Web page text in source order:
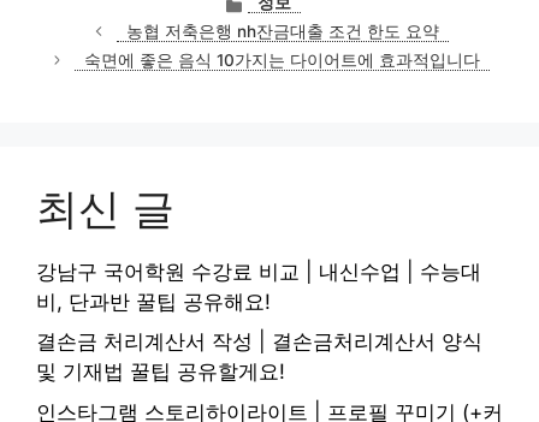
테
고
리
농협 저축은행 nh잔금대출 조건 한도 요약
숙면에 좋은 음식 10가지는 다이어트에 효과적입니다
최신 글
강남구 국어학원 수강료 비교 | 내신수업 | 수능대
비, 단과반 꿀팁 공유해요!
결손금 처리계산서 작성 | 결손금처리계산서 양식
및 기재법 꿀팁 공유할게요!
인스타그램 스토리하이라이트 | 프로필 꾸미기 (+커